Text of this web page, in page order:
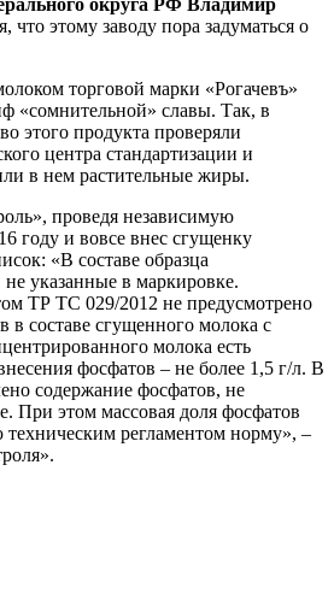
округа РФ Владимир
что этому заводу пора задуматься о
торговой марки «Рогачевъ»
«сомнительной» славы. Так, в
этого продукта проверяли
центра стандартизации и
в нем растительные жиры.
проведя независимую
году и вовсе внес сгущенку
«В составе образца
указанные в маркировке.
ТР ТС 029/2012 не предусмотрено
в составе сгущенного молока с
молока есть
фосфатов – не более 1,5 г/л. В
содержание фосфатов, не
При этом массовая доля фосфатов
регламентом норму», –